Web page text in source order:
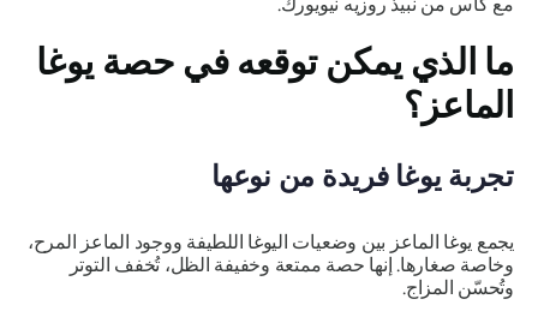
ما الذي يمكن توقعه في حصة يوغا
الماعز؟
تجربة يوغا فريدة من نوعها
يجمع يوغا الماعز بين وضعيات اليوغا اللطيفة ووجود الماعز المرح،
وخاصة صغارها. إنها حصة ممتعة وخفيفة الظل، تُخفف التوتر
وتُحسّن المزاج.